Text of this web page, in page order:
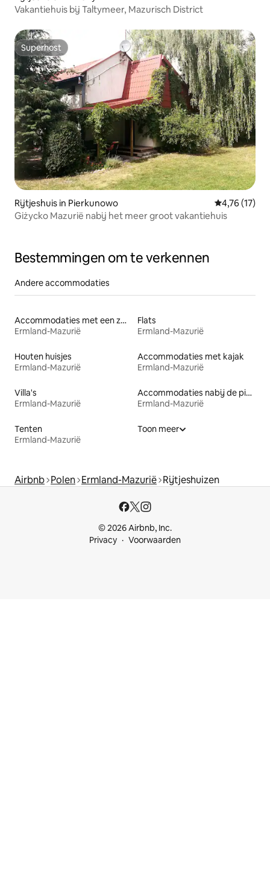
Vakantiehuis bij Taltymeer, Mazurisch District
Superhost
Superhost
Rijtjeshuis in Pierkunowo Gemiddelde
4,76 (17)
Giżycko Mazurië nabij het meer groot vakantiehuis
Bestemmingen om te verkennen
Andere accommodaties
Accommodaties met een zwembad
Ermland-Mazurië
Flats
Ermland-Mazurië
Houten huisjes
Ermland-Mazurië
Accommodaties met kajak
Ermland-Mazurië
Villa's
Ermland-Mazurië
Accommodaties nabij de piste
Ermland-Mazurië
Tenten
Ermland-Mazurië
Toon meer
Airbnb Polen Ermland-Mazurië Rijtjeshuizen
© 2026 Airbnb, Inc.
Privacy
Voorwaarden